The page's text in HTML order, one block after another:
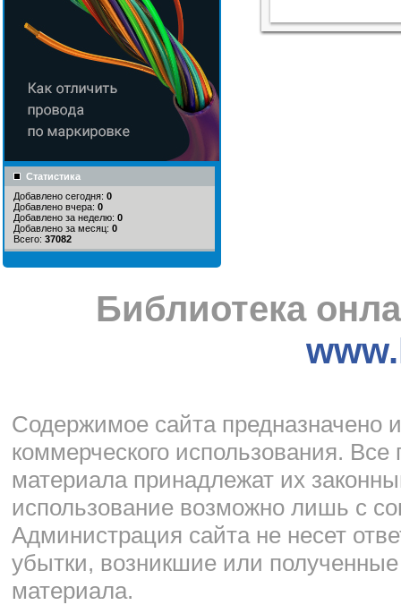
Статистика
Добавлено сегодня: 0
Добавлено вчера: 0
Добавлено за неделю: 0
Добавлено за месяц: 0
Всего: 37082
Библиотека
Cодержимое сайта предназначено
коммерческого использования.
материала принадлежат их
использование возможно лишь с
Администрация сайта не несет
убытки, возникшие или
материала.